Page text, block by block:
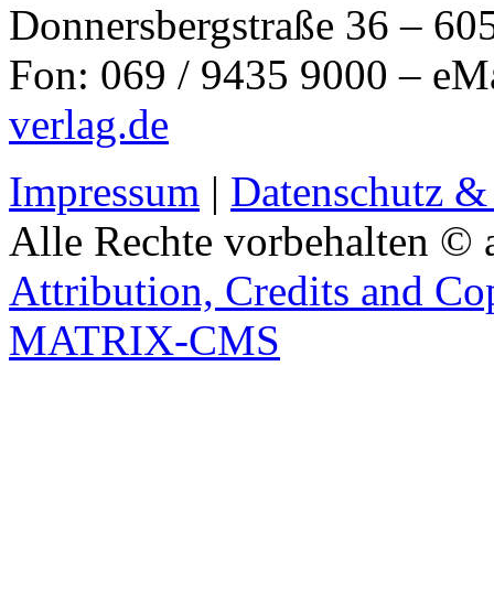
Donnersbergstraße 36 –
Fon: 069 / 9435 9000 –
verlag.de
Impressum | Datenschutz
Alle Rechte vorbehalten ©
Attribution, Credits and
MATRIX-CMS